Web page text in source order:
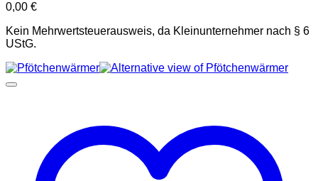
0,00 €
Kein Mehrwertsteuerausweis, da Kleinunternehmer nach § 6
UStG.